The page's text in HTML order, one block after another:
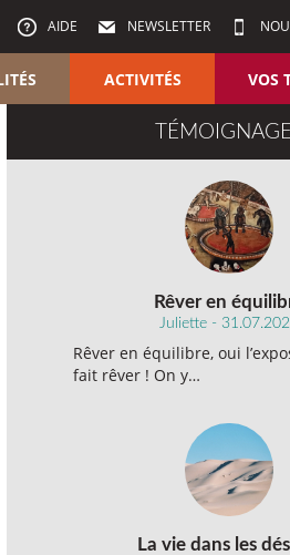
AIDE NEWSLETTER
ACTIVITÉS VOS
Rêver en
Juliette -
Rêver en équilibre, oui
fait rêver ! On y…
La vie dans les